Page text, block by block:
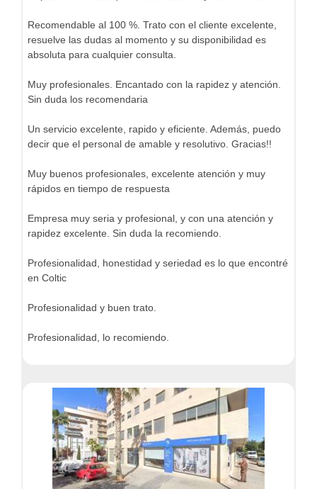
Recomendable al 100 %. Trato con el cliente excelente,
resuelve las dudas al momento y su disponibilidad es
absoluta para cualquier consulta.
Muy profesionales. Encantado con la rapidez y atención.
Sin duda los recomendaria
Un servicio excelente, rapido y eficiente. Además, puedo
decir que el personal de amable y resolutivo. Gracias!!
Muy buenos profesionales, excelente atención y muy
rápidos en tiempo de respuesta
Empresa muy seria y profesional, y con una atención y
rapidez excelente. Sin duda la recomiendo.
Profesionalidad, honestidad y seriedad es lo que encontré
en Coltic
Profesionalidad y buen trato.
Profesionalidad, lo recomiendo.